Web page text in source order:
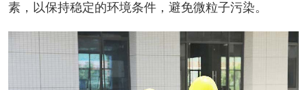
素，以保持稳定的环境条件，避免微粒子污染。